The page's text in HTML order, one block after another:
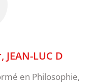
JEAN-LUC D
en Philosophie,